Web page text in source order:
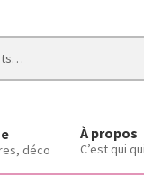
déco
À propos
C’est qui